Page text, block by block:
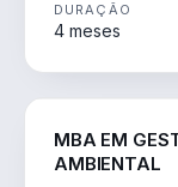
DURAÇÃO
4 meses
MBA EM
AMBIENTAL